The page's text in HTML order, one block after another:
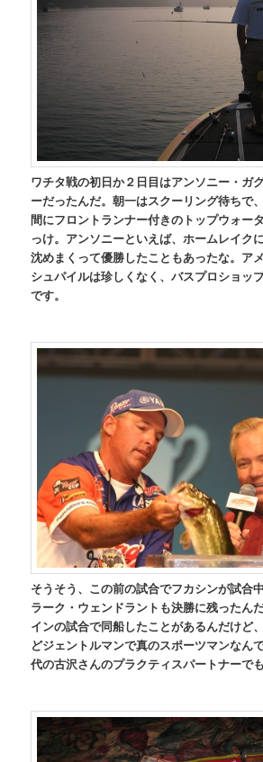
ワチタ戦の初日か２日目はアンソニー・ガ
ーだったんだ。朝一はスクーリング待ちで
間にフロントランナー付きのトップウォー
っけ。アンソニーといえば、ホームレイク
沈めまくって優勝したこともあったな。ア
シュパイルは珍しくなく、バスプロショッ
です。
そうそう、この前の試合でフカシンが試合
ラーク・ウェンドラントも決勝に残ったん
インの試合で同船したことがあるんだけど
どジェントルマンで真のスポーツマンなん
代の古沢さんのプラクティスパートナーで